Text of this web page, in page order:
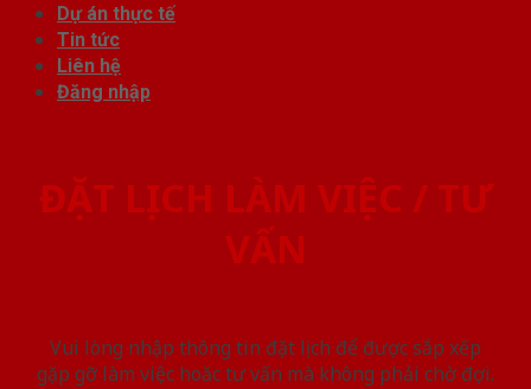
Dự án thực tế
Tin tức
Liên hệ
Đăng nhập
ĐẶT LỊCH LÀM VIỆC / TƯ
VẤN
Vui lòng nhập thông tin đặt lịch để được sắp xếp
gặp gỡ làm việc hoăc tư vấn mà không phải chờ đợi.